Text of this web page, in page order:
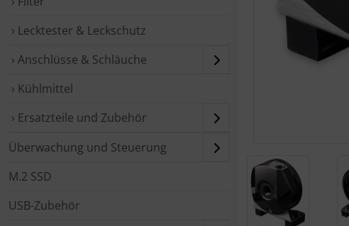
› Lecktester & Leckschutz
› Anschlüsse & Schläuche
› Kühlmittel
› Ersatzteile und Zubehör
Überwachung und Steuerung
M.2 SSD
USB-Zubehör